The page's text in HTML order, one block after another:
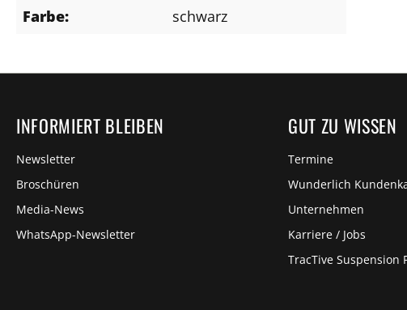
Farbe:
schwarz
INFORMIERT BLEIBEN
Newsletter
Broschüren
Media-News
WhatsApp-Newsletter
GUT ZU WISSEN
Termine
Wunderlich
Unternehmen
Karriere / Jobs
TracTive Suspension